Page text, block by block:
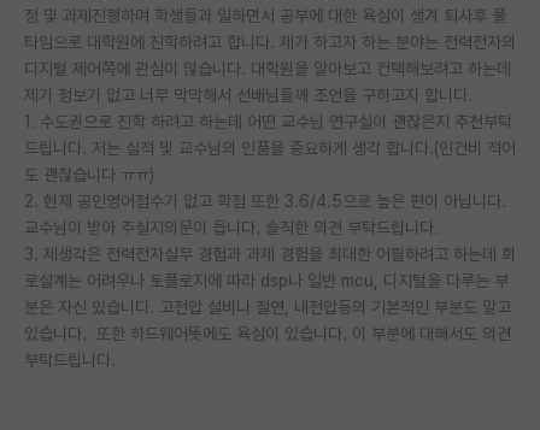
석박사 채용 정보 게시판
임용 정보 게시판
학부 인턴 게시판
취업 게시판
임용 후기 게시판
PI 전용 게시판
인문사회 계열 게시판
특수/전문대학원 게시판
정 및 과제진행하며 학생들과 일하면서 공부에 대한 욕심이 생겨 퇴사후 풀
타임으로 대학원에 진학하려고 합니다. 제가 하고자 하는 분야는 전력전자의
디지털 제어쪽에 관심이 많습니다. 대학원을 알아보고 컨택해보려고 하는데
제가 정보가 없고 너무 막막해서 선배님들께 조언을 구하고자 합니다.
1. 수도권으로 진학 하려고 하는데 어떤 교수님 연구실이 괜찮은지 추천부탁
드립니다. 저는 실적 및 교수님의 인품을 중요하게 생각 합니다.(인건비 적어
도 괜찮습니다 ㅠㅠ)
2. 현재 공인영어점수가 없고 학점 또한 3.6/4.5으로 높은 편이 아닙니다.
교수님이 받아 주실지의문이 듭니다. 솔직한 의견 부탁드립니다.
3. 제생각은 전력전자실무 경험과 과제 경험을 최대한 어필하려고 하는데 회
로설계는 어려우나 토플로지에 따라 dsp나 일반 mcu, 디지털을 다루는 부
분은 자신 있습니다. 고전압 설비나 절연, 내전압등의 기본적인 부분도 알고
있습니다. 또한 하드웨어똣에도 욕심이 있습니다. 이 부분에 대해서도 의견
부탁드립니다.